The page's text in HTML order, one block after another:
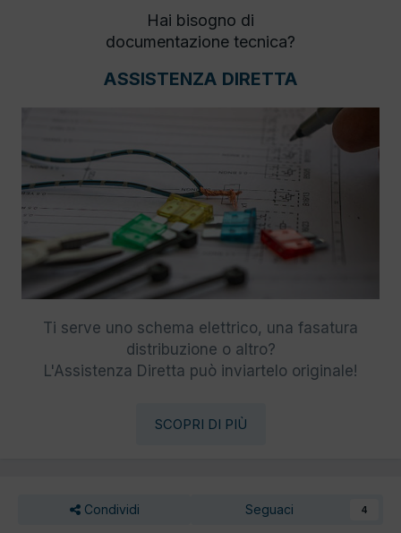
Hai bisogno di
documentazione tecnica?
ASSISTENZA DIRETTA
Ti serve uno schema elettrico, una fasatura
distribuzione o altro?
L'Assistenza Diretta può inviartelo originale!
SCOPRI DI PIÙ
Condividi Seguaci 4